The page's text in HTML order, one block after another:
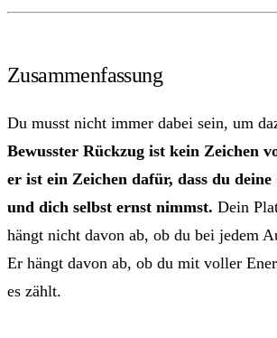
Zusammenfassung
Du musst nicht immer dabei sein, um
Bewusster Rückzug ist kein Zeichen
er ist ein Zeichen dafür, dass du
und dich selbst ernst nimmst. Dein
hängt nicht davon ab, ob du bei jedem
Er hängt davon ab, ob du mit voller
es zählt.